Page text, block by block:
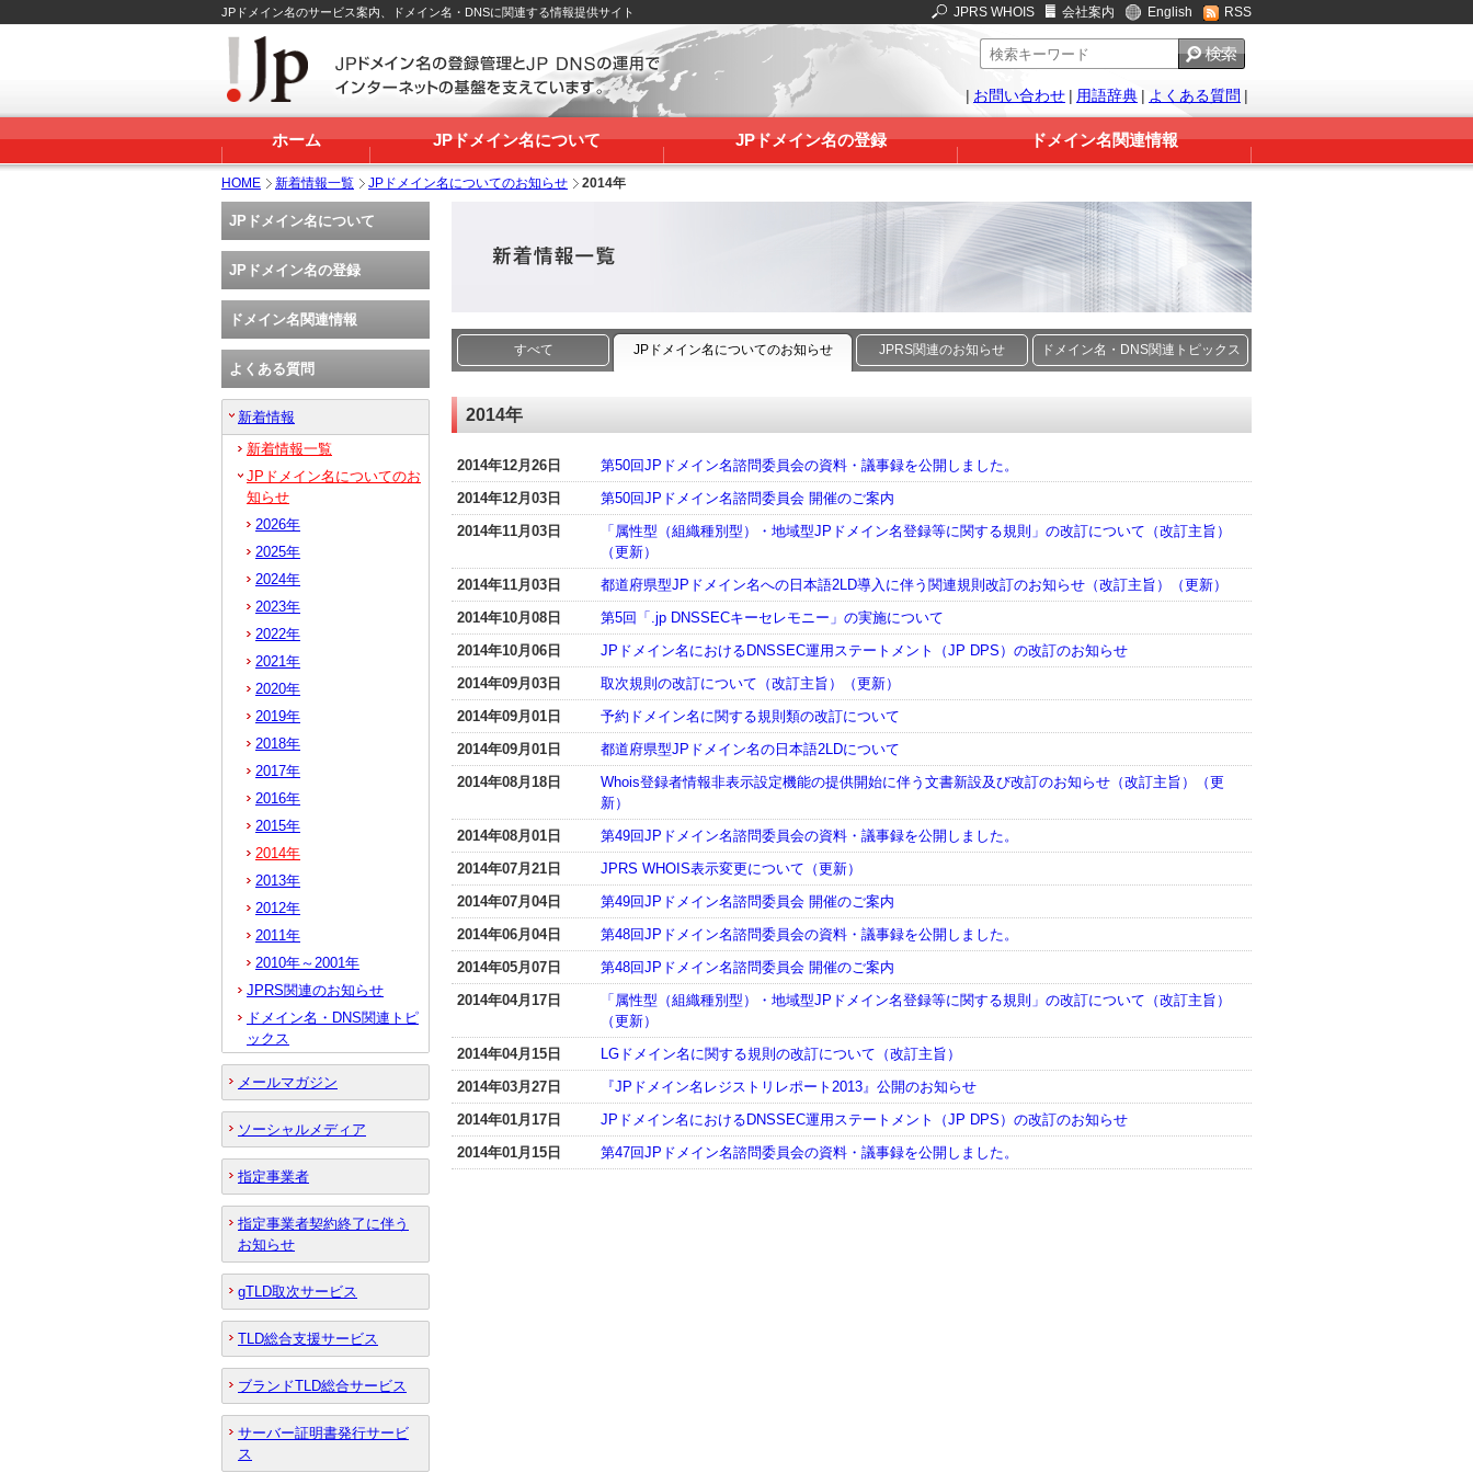
JPドメイン名のサービス案内、ドメイン名・DNSに関連する情報提供サイト JPRS WHOIS 会社案内 English RSS
| お問い合わせ | 用語辞典 | よくある質問 |
ホーム JPドメイン名について JPドメイン名の登録 ドメイン名関連情報
HOME 新着情報一覧 JPドメイン名についてのお知らせ 2014年
すべて JPドメイン名についてのお知らせ JPRS関連のお知らせ ドメイン名・DNS関連トピックス
2014年
2014年12月26日
第50回JPドメイン名諮問委員会の資料・議事録を公開しました。
2014年12月03日
第50回JPドメイン名諮問委員会 開催のご案内
2014年11月03日
「属性型（組織種別型）・地域型JPドメイン名登録等に関する規則」の改訂について（改訂主旨）
（更新）
2014年11月03日
都道府県型JPドメイン名への日本語2LD導入に伴う関連規則改訂のお知らせ（改訂主旨）（更新）
2014年10月08日
第5回「.jp DNSSECキーセレモニー」の実施について
2014年10月06日
JPドメイン名におけるDNSSEC運用ステートメント（JP DPS）の改訂のお知らせ
2014年09月03日
取次規則の改訂について（改訂主旨）（更新）
2014年09月01日
予約ドメイン名に関する規則類の改訂について
2014年09月01日
都道府県型JPドメイン名の日本語2LDについて
2014年08月18日
Whois登録者情報非表示設定機能の提供開始に伴う文書新設及び改訂のお知らせ（改訂主旨）（更
新）
2014年08月01日
第49回JPドメイン名諮問委員会の資料・議事録を公開しました。
2014年07月21日
JPRS WHOIS表示変更について（更新）
2014年07月04日
第49回JPドメイン名諮問委員会 開催のご案内
2014年06月04日
第48回JPドメイン名諮問委員会の資料・議事録を公開しました。
2014年05月07日
第48回JPドメイン名諮問委員会 開催のご案内
2014年04月17日
「属性型（組織種別型）・地域型JPドメイン名登録等に関する規則」の改訂について（改訂主旨）
（更新）
2014年04月15日
LGドメイン名に関する規則の改訂について（改訂主旨）
2014年03月27日
『JPドメイン名レジストリレポート2013』公開のお知らせ
2014年01月17日
JPドメイン名におけるDNSSEC運用ステートメント（JP DPS）の改訂のお知らせ
2014年01月15日
第47回JPドメイン名諮問委員会の資料・議事録を公開しました。
JPドメイン名について
JPドメイン名の登録
ドメイン名関連情報
よくある質問
新着情報
新着情報一覧
JPドメイン名についてのお
知らせ
2026年
2025年
2024年
2023年
2022年
2021年
2020年
2019年
2018年
2017年
2016年
2015年
2014年
2013年
2012年
2011年
2010年～2001年
JPRS関連のお知らせ
ドメイン名・DNS関連トピ
ックス
メールマガジン
ソーシャルメディア
指定事業者
指定事業者契約終了に伴う
お知らせ
gTLD取次サービス
TLD総合支援サービス
ブランドTLD総合サービス
サーバー証明書発行サービ
ス